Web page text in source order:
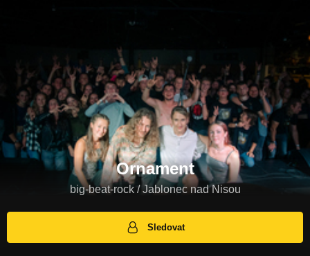
Ornament
big-beat-rock / Jablonec nad Nisou
Sledovat